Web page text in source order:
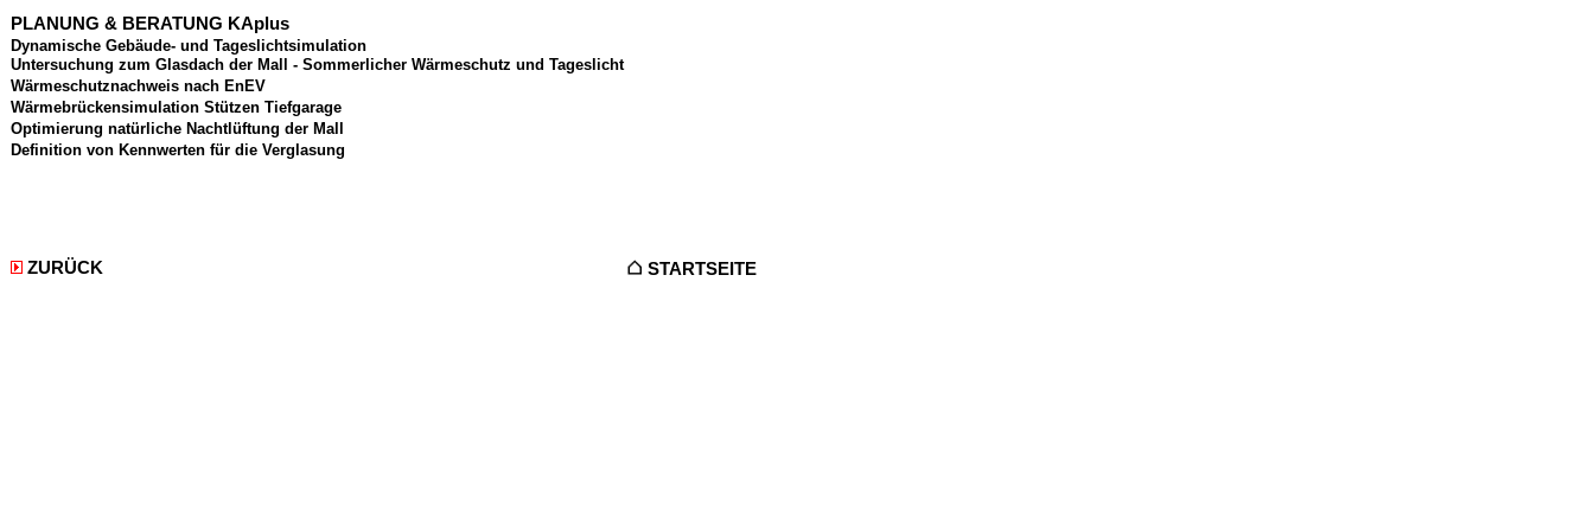
PLANUNG & BERATUNG KAplus
Dynamische Gebäude- und Tageslichtsimulation
Untersuchung zum Glasdach der Mall - Sommerlicher Wärmeschutz und Tageslicht
Wärmeschutznachweis nach EnEV
Wärmebrückensimulation Stützen Tiefgarage
Optimierung natürliche Nachtlüftung der Mall
Definition von Kennwerten für die Verglasung
ZURÜCK STARTSEITE